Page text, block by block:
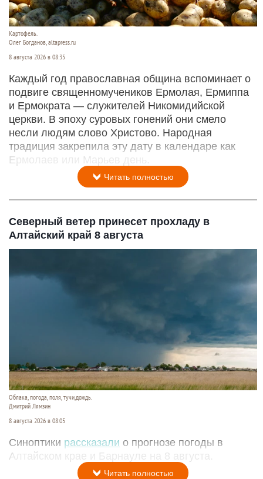
Картофель.
Олег Богданов, altapress.ru
8 августа 2026 в 08:35
Каждый год православная община вспоминает о
подвиге священномучеников Ермолая, Ермиппа
и Ермократа — служителей Никомидийской
церкви. В эпоху суровых гонений они смело
несли людям слово Христово. Народная
традиция закрепила эту дату в календаре как
Ермолаев или Марьев день.
Читать полностью
Северный ветер принесет прохладу в
Алтайский край 8 августа
Облака, погода, поля, тучи,дождь.
Дмитрий Лямзин
8 августа 2026 в 08:05
Синоптики рассказали о прогнозе погоды в
Алтайском крае и Барнауле на 8 августа.
Читать полностью